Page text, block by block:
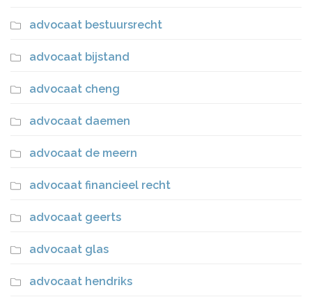
advocaat bestuursrecht
advocaat bijstand
advocaat cheng
advocaat daemen
advocaat de meern
advocaat financieel recht
advocaat geerts
advocaat glas
advocaat hendriks